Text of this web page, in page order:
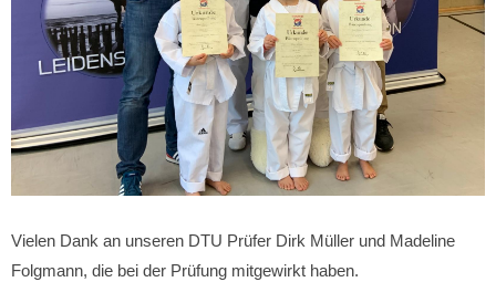
Vielen Dank an unseren DTU Prüfer Dirk Müller und Madeline
Folgmann, die bei der Prüfung mitgewirkt haben.